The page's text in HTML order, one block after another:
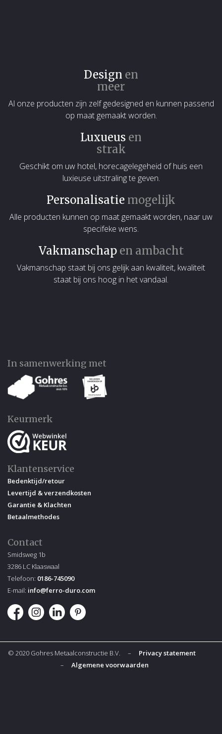
Design en
meer
Al onze producten zijn zelf gedesigned en kunnen passend
op maat gemaakt worden.
Luxueus en
strak
Geschikt om uw hotel, horecagelegeheid of huis een
luxieuse uitstraling te geven.
Personalisatie mogelijk
Alle producten kunnen op maat gemaakt worden, naar uw
specifeke wens.
Vakmanschapen ambacht
Vakmanschap staat bij ons gelijk aan kwaliteit, kwaliteit
staat bij ons hoog in het vandaal.
In samenwerking met
Keurmerk
Klantenservice
Bedenktijd/retour
Levertijd & verzendkosten
Garantie & Klachten
Betaalmethodes
Contact
Smidsweg 1b
3286 LC Klaaswaal
Telefoon: 0186-745090
E-mail: info@ferro-duro.com
© 2020 Gohres Metaalconstructie B.V. – Privacy statement
–Algemene voorwaarden